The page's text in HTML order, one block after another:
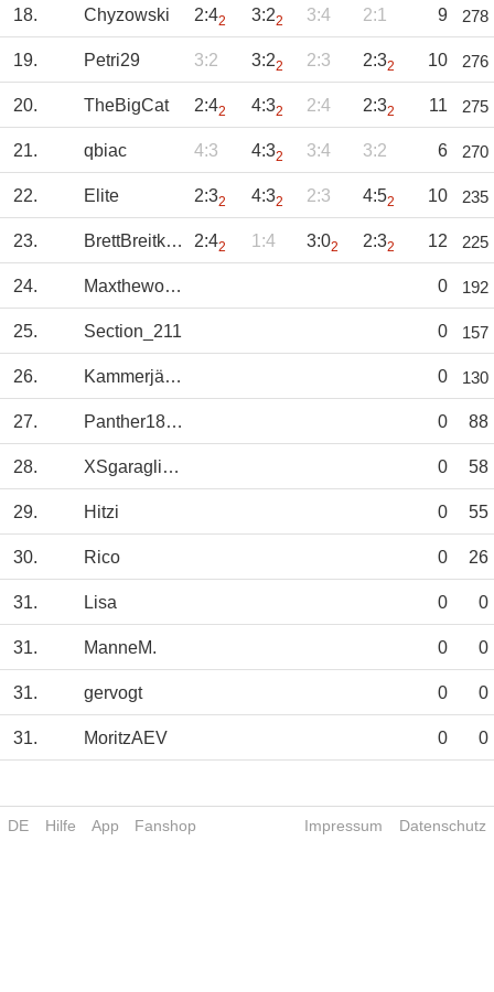
18. Chyzowski 2:42 3:22 3:4 2:1 9 278
19. Petri29 3:2 3:22 2:3 2:32 10 276
20. TheBigCat 2:42 4:32 2:4 2:32 11 275
21. qbiac 4:3 4:32 3:4 3:2 6 270
22. Elite 2:32 4:32 2:3 4:52 10 235
23. BrettBreitkreuz 2:42 1:4 3:02 2:32 12 225
24. Maxthewombat 0 192
25. Section_211 0 157
26. Kammerjäger 0 130
27. Panther1878 0 88
28. XSgaragliaX 0 58
29. Hitzi 0 55
30. Rico 0 26
31. Lisa 0 0
31. ManneM. 0 0
31. gervogt 0 0
31. MoritzAEV 0 0
DE Hilfe App Fanshop Impressum Datenschutz